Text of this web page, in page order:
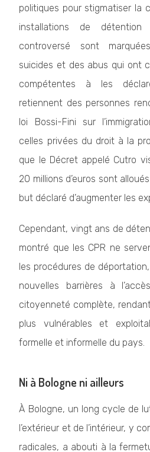
politiques pour stigmatiser la
installations de
controversé sont
suicides et des abus qui ont
compétentes à les
retiennent des personnes
loi Bossi-Fini sur
celles privées du droit à la
que le Décret appelé Cutro
20 millions d’euros sont
but déclaré d’augmenter les
Cependant, vingt ans de
montré que les CPR ne
les procédures de
nouvelles barrières à
citoyenneté complète,
plus vulnérables et
formelle et informelle du pays.
Ni à Bologne ni ailleurs
À Bologne, un long cycle de
l’extérieur et de l’intérieur, y
radicales, a abouti à la